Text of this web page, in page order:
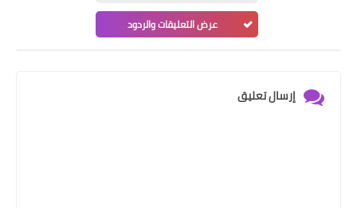
عرض التعليقات والردود
إرسال تعليق